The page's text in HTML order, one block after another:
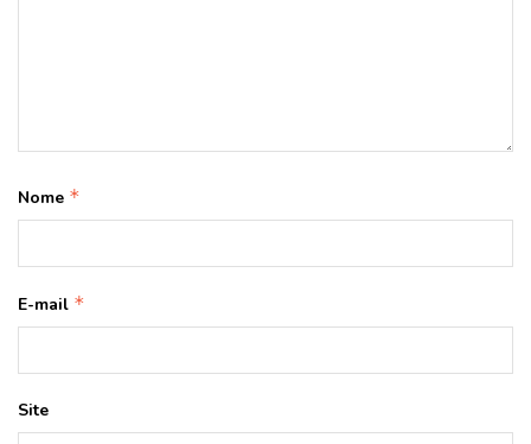
Nome *
E-mail *
Site